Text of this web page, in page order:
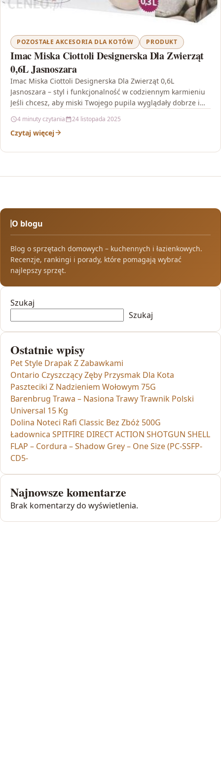
POZOSTAŁE AKCESORIA DLA KOTÓW PRODUKT
Imac Miska Ciottoli Designerska Dla Zwierząt
0,6L Jasnoszara
Imac Miska Ciottoli Designerska Dla Zwierząt 0,6L
Jasnoszara – styl i funkcjonalność w codziennym karmieniu
Jeśli chcesz, aby miski Twojego pupila wyglądały dobrze i…
4 minuty czytania 24 listopada 2025
Czytaj więcej
O blogu
Blog o sprzętach domowych – kuchennych i łazienkowych.
Recenzje, rankingi i porady, które pomagają wybrać
najlepszy sprzęt.
Szukaj
Szukaj
Ostatnie wpisy
Pet Style Drapak Z Zabawkami
Ontario Czyszczący Zęby Przysmak Dla Kota
Paszteciki Z Nadzieniem Wołowym 75G
Barenbrug Trawa – Nasiona Trawy Trawnik Polski
Universal 15 Kg
Dolina Noteci Rafi Classic Bez Zbóż 500G
Ładownica SPITFIRE DIRECT ACTION SHOTGUN SHELL
FLAP – Cordura – Shadow Grey – One Size (PC-SSFP-
CD5-
Najnowsze komentarze
Brak komentarzy do wyświetlenia.